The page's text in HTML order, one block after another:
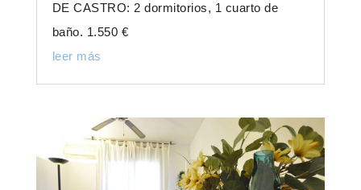
DE CASTRO: 2 dormitorios, 1 cuarto de
baño. 1.550 €
leer más